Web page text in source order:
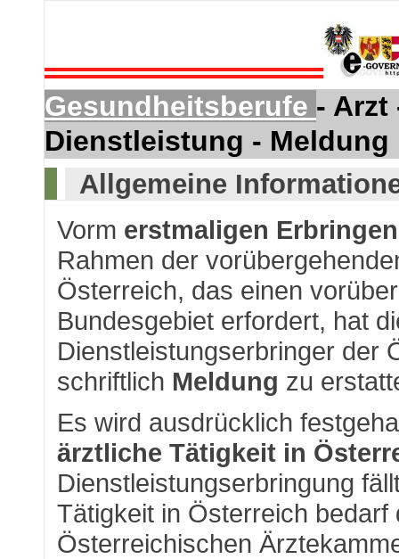
Gesundheitsberufe - Arzt
Dienstleistung - Meldung
Allgemeine
Vorm erstmaligen Erbringen
Rahmen der
Österreich, das einen
Bundesgebiet erfordert, hat
Dienstleistungserbringer der
schriftlich Meldung zu
Es wird ausdrücklich
ärztliche Tätigkeit in
Dienstleistungserbringung
Tätigkeit in Österreich
Österreichischen